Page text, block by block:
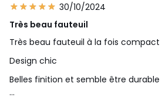
30/10/2024
Très beau fauteuil
Très beau fauteuil à la fois
Design chic
Belles finition et semble être
...